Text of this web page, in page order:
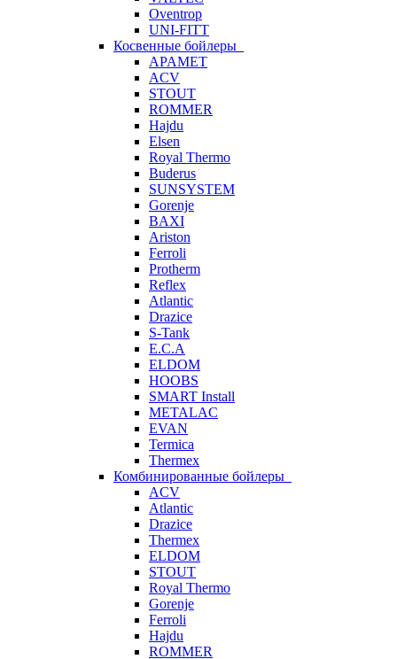
Oventrop
UNI-FITT
Косвенные бойлеры
APAMET
ACV
STOUT
ROMMER
Hajdu
Elsen
Royal Thermo
Buderus
SUNSYSTEM
Gorenje
BAXI
Ariston
Ferroli
Protherm
Reflex
Atlantic
Drazice
S-Tank
E.C.A
ELDOM
HOOBS
SMART Install
METALAC
EVAN
Termica
Thermex
Комбинированные бойлеры
ACV
Atlantic
Drazice
Thermex
ELDOM
STOUT
Royal Thermo
Gorenje
Ferroli
Hajdu
ROMMER